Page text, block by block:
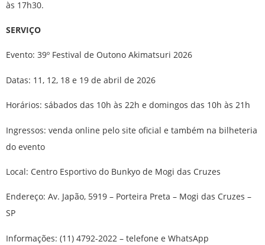
às 17h30.
SERVIÇO
Evento: 39º Festival de Outono Akimatsuri 2026
Datas: 11, 12, 18 e 19 de abril de 2026
Horários: sábados das 10h às 22h e domingos das 10h às 21h
Ingressos: venda online pelo site oficial e também na bilheteria
do evento
Local: Centro Esportivo do Bunkyo de Mogi das Cruzes
Endereço: Av. Japão, 5919 – Porteira Preta – Mogi das Cruzes –
SP
Informações: (11) 4792-2022 – telefone e WhatsApp